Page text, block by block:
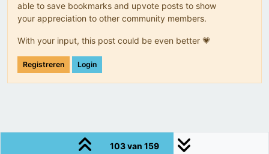
able to save bookmarks and upvote posts to show
your appreciation to other community members.
With your input, this post could be even better 💗
Registreren Login
103 van 159